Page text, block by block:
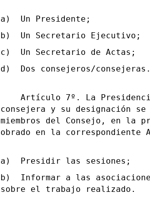
a) Un Presidente;
b) Un Secretario Ejecutivo;
c) Un Secretario de Actas;
d) Dos consejeros/consejeras.
Artículo 7º. La Presidencia
consejera y su designación
miembros del Consejo, en la
obrado en la correspondiente
a) Presidir las sesiones;
b) Informar a las
sobre el trabajo realizado.